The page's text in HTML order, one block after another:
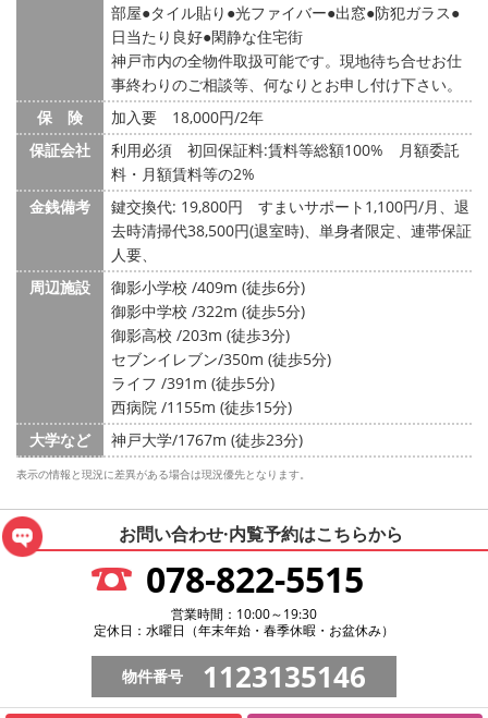
部屋 タイル貼り 光ファイバー 出窓 防犯ガラス
日当たり良好 閑静な住宅街
神戸市内の全物件取扱可能です。現地待ち合せお仕
事終わりのご相談等、何なりとお申し付け下さい。
保 険
加入要 18,000円/2年
保証会社
利用必須 初回保証料:賃料等総額100% 月額委託
料・月額賃料等の2%
金銭備考
鍵交換代: 19,800円
すまいサポート1,100円/月、退
去時清掃代38,500円(退室時)、単身者限定、連帯保証
人要、
周辺施設
御影小学校 /409m (徒歩6分)
御影中学校 /322m (徒歩5分)
御影高校 /203m (徒歩3分)
セブンイレブン/350m (徒歩5分)
ライフ /391m (徒歩5分)
西病院 /1155m (徒歩15分)
大学など
神戸大学/1767m (徒歩23分)
表示の情報と現況に差異がある場合は現況優先となります。
お問い合わせ·内覧予約はこちらから
078-822-5515
営業時間：10:00～19:30
定休日：水曜日（年末年始・春季休暇・お盆休み）
物件番号 1123135146